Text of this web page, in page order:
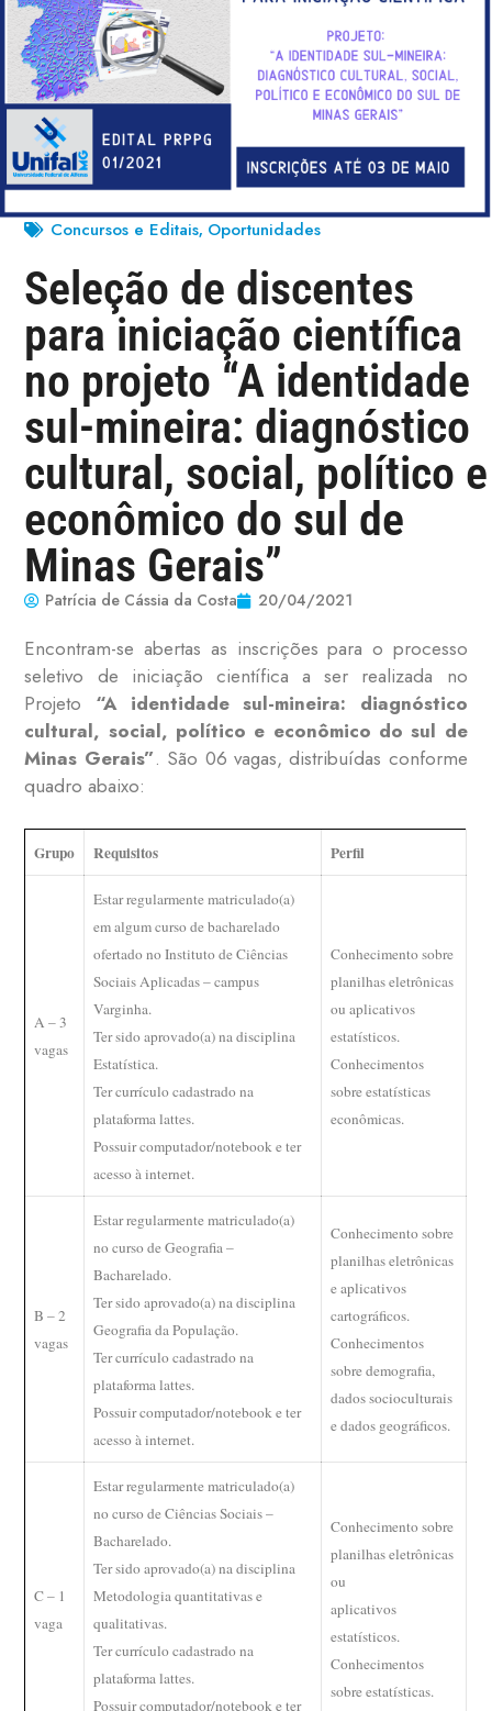
Concursos e Editais, Oportunidades
Seleção de discentes
para iniciação científica
no projeto “A identidade
sul-mineira: diagnóstico
cultural, social, político e
econômico do sul de
Minas Gerais”
Patrícia de Cássia da Costa 20/04/2021
Encontram-se abertas as inscrições para o processo
seletivo de iniciação científica a ser realizada no
Projeto “A identidade sul-mineira: diagnóstico
cultural, social, político e econômico do sul de
Minas Gerais”. São 06 vagas, distribuídas conforme
quadro abaixo:
Grupo Requisitos Perfil
A – 3
vagas
Estar regularmente matriculado(a)
em algum curso de bacharelado
ofertado no Instituto de Ciências
Sociais Aplicadas – campus
Varginha.
Ter sido aprovado(a) na disciplina
Estatística.
Ter currículo cadastrado na
plataforma lattes.
Possuir computador/notebook e ter
acesso à internet.
Conhecimento sobre
planilhas eletrônicas
ou aplicativos
estatísticos.
Conhecimentos
sobre estatísticas
econômicas.
B – 2
vagas
Estar regularmente matriculado(a)
no curso de Geografia –
Bacharelado.
Ter sido aprovado(a) na disciplina
Geografia daPopulação.
Ter currículo cadastrado na
plataforma lattes.
Possuir computador/notebook e ter
acesso à internet.
Conhecimento sobre
planilhas eletrônicas
e aplicativos
cartográficos.
Conhecimentos
sobre demografia,
dados socioculturais
e dados geográficos.
C – 1
vaga
Estar regularmente matriculado(a)
no curso de Ciências Sociais –
Bacharelado.
Ter sido aprovado(a) na disciplina
Metodologia quantitativas e
qualitativas.
Ter currículo cadastrado na
plataforma lattes.
Possuir computador/notebook e ter
Conhecimento sobre
planilhas eletrônicas
ou
aplicativos
estatísticos.
Conhecimentos
sobre estatísticas.